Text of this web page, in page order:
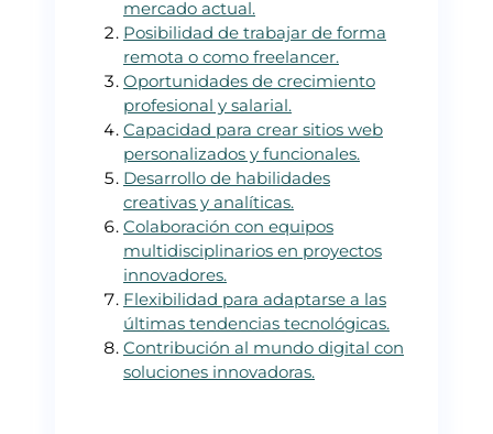
mercado actual.
Posibilidad de trabajar de forma
remota o como freelancer.
Oportunidades de crecimiento
profesional y salarial.
Capacidad para crear sitios web
personalizados y funcionales.
Desarrollo de habilidades
creativas y analíticas.
Colaboración con equipos
multidisciplinarios en proyectos
innovadores.
Flexibilidad para adaptarse a las
últimas tendencias tecnológicas.
Contribución al mundo digital con
soluciones innovadoras.